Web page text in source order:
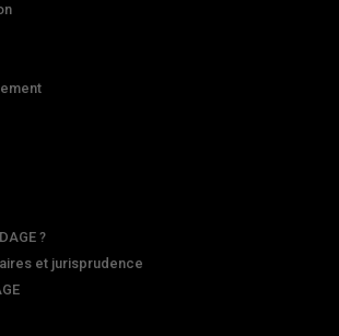
?
et jurisprudence